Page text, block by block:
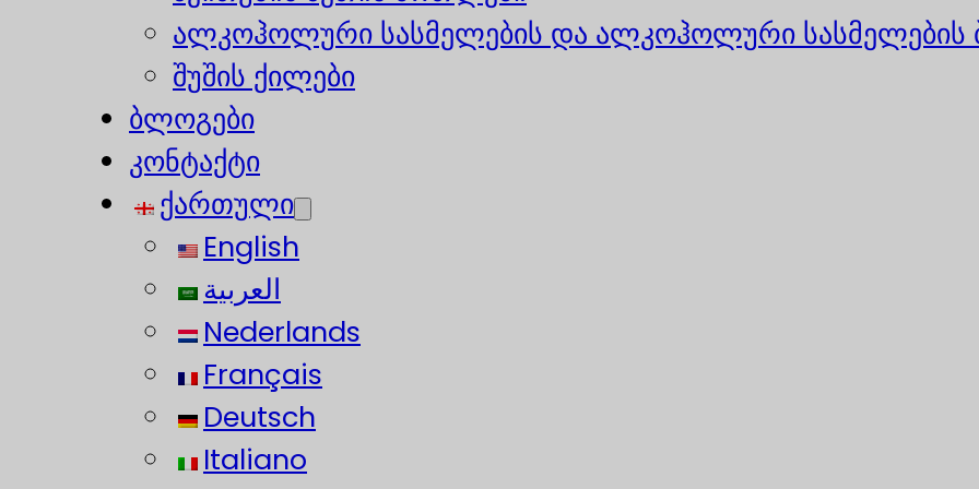
ალკოჰოლური სასმელების და ალკოჰოლური
შუშის ქილები
ბლოგები
კონტაქტი
ქართული
English
العربية
Nederlands
Français
Deutsch
Italiano